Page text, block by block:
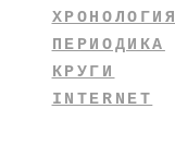
ХРОНОЛОГИЯ
ПЕРИОДИКА
КРУГИ
INTERNET